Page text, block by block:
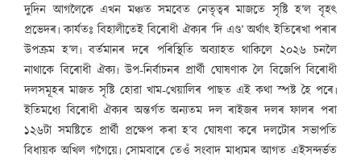
দুদিন আগলৈকে এখন মঞ্চত সমবেত নেতৃত্বৰ মাজতে সৃষ্টি হ’ল বৃহৎ
প্ৰভেদৰ৷ কাৰ্যতঃ বিহালীতেই বিৰোধী ঐক্যৰ ‘দি এণ্ড’ অৰ্থাৎ ইতিৰেখা পৰাৰ
উপক্ৰম হ’ল৷ বৰ্তমানৰ দৰে পৰিস্থিতি অব্যাহত থাকিলে ২০২৬ চনলৈ
নাথাকে বিৰোধী ঐক্য৷ উপ-নিৰ্বাচনৰ প্ৰাৰ্থী ঘোষণাক লৈ বিজেপি বিৰোধী
দলসমূহৰ মাজত সৃষ্টি হোৱা খাম-খেয়ালিৰ পাছত এই কথা স্পষ্ট হৈ পৰে৷
ইতিমধ্যে বিৰোধী ঐক্যৰ অন্তৰ্গত অন্যতম দল ৰাইজৰ দলৰ ফালৰ পৰা
১২৬টা সমষ্টিতে প্ৰাৰ্থী প্ৰক্ষেপ কৰা হ’ব ঘোষণা কৰে দলটোৰ সভাপতি
বিধায়ক অখিল গগৈয়ে৷ সোমবাৰে তেওঁ সংবাদ মাধ্যমৰ আগত এইসন্দৰ্ভত